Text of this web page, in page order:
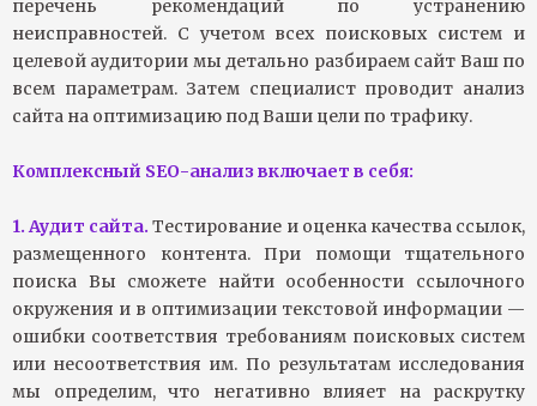
перечень рекомендаций по устранению
неисправностей. С учетом всех поисковых систем и
целевой аудитории мы детально разбираем сайт Ваш по
всем параметрам. Затем специалист проводит анализ
сайта на оптимизацию под Ваши цели по трафику.
Комплексный SEO-анализ включает в себя:
1. Аудит сайта. Тестирование и оценка качества ссылок,
размещенного контента. При помощи тщательного
поиска Вы сможете найти особенности ссылочного
окружения и в оптимизации текстовой информации —
ошибки соответствия требованиям поисковых систем
или несоответствия им. По результатам исследования
мы определим, что негативно влияет на раскрутку